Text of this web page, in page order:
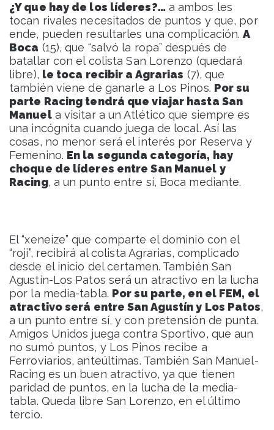
¿Y que hay de los líderes?…a ambos les
tocan rivales necesitados de puntos y que, por
ende, pueden resultarles una complicación.A
Boca (15), que “salvó la ropa” después de
batallar con el colista San Lorenzo (quedará
libre), le toca recibir a Agrarias (7), que
también viene de ganarle a Los Pinos. Por su
parte Racing tendrá que viajar hasta San
Manuela visitar a un Atlético que siempre es
una incógnita cuando juega de local. Así las
cosas, no menor será el interés por Reserva y
Femenino. En la segunda categoría, hay
choque de líderes entre San Manuel y
Racing, a un punto entre sí, Boca mediante.
El “xeneize” que comparte el dominio con el
“roji”, recibirá al colista Agrarias, complicado
desde el inicio del certamen. También San
Agustín-Los Patos será un atractivo en la lucha
por la media-tabla. Por su parte, en el FEM, el
atractivo será entre San Agustín y Los Patos,
a un punto entre sí, y con pretensión de punta.
Amigos Unidos juega contra Sportivo, que aun
no sumó puntos, y Los Pinos recibe a
Ferroviarios, anteúltimas. También San Manuel-
Racing es un buen atractivo, ya que tienen
paridad de puntos, en la lucha de la media-
tabla. Queda libre San Lorenzo, en el último
tercio.